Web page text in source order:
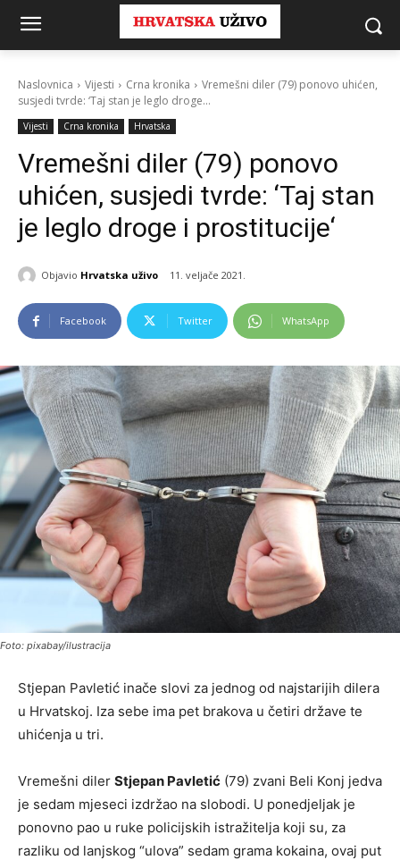
Naslovnica Vijesti Crna kronika
Vremešni diler (79) ponovo uhićen,
susjedi tvrde: ‘Taj stan je leglo droge...
Vijesti Crna kronika Hrvatska
Vremešni diler (79) ponovo
uhićen, susjedi tvrde: ‘Taj stan
je leglo droge i prostitucije‘
Objavio Hrvatska uživo 11. veljače 2021.
Facebook Twitter WhatsApp
Foto: pixabay/ilustracija
Stjepan Pavletić inače slovi za jednog od najstarijih dilera
u Hrvatskoj. Iza sebe ima pet brakova u četiri države te
uhićenja u tri.
Vremešni diler Stjepan Pavletić (79) zvani Beli Konj jedva
je sedam mjeseci izdržao na slobodi. U ponedjeljak je
ponovno pao u ruke policijskih istražitelja koji su, za
razliku od lanjskog “ulova” sedam grama kokaina, ovaj put